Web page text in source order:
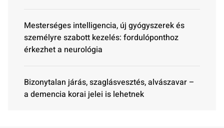
Mesterséges intelligencia, új gyógyszerek és
személyre szabott kezelés: fordulóponthoz
érkezhet a neurológia
Bizonytalan járás, szaglásvesztés, alvászavar –
a demencia korai jelei is lehetnek